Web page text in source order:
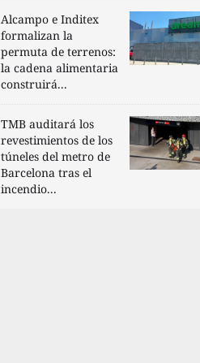
Alcampo e Inditex
formalizan la
permuta de terrenos:
la cadena alimentaria
construirá...
TMB auditará los
revestimientos de los
túneles del metro de
Barcelona tras el
incendio...